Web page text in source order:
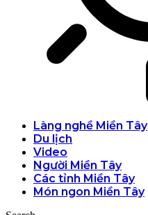
Làng nghề Miền Tây
Du lịch
Video
Người Miền Tây
Các tỉnh Miền Tây
Món ngon Miền Tây